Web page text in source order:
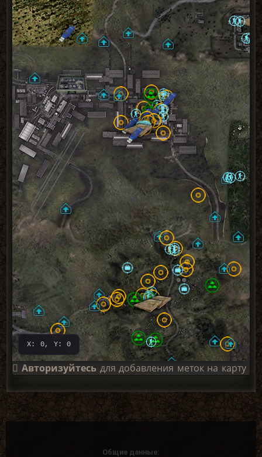
X: 0, Y: 0
Авторизуйтесьдля добавления меток на карту
Общие данные: